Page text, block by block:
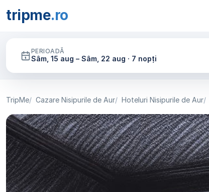
tripme.ro
PERIOADĂ
Sâm, 15 aug – Sâm, 22 aug · 7 nopți
TripMe Cazare Nisipurile de Aur Hoteluri Nisipurile de Aur